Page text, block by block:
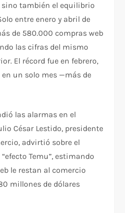
también el equilibrio
entre enero y abril de
de 580.000 compras web
las cifras del mismo
El récord fue en febrero,
en un solo mes —más de
las alarmas en el
César Lestido, presidente
advirtió sobre el
Temu”, estimando
le restan al comercio
millones de dólares